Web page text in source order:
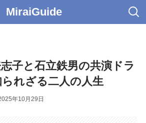
MiraiGuide
子と石立鉄男の共演ドラ
れざる二人の人生
年10月29日